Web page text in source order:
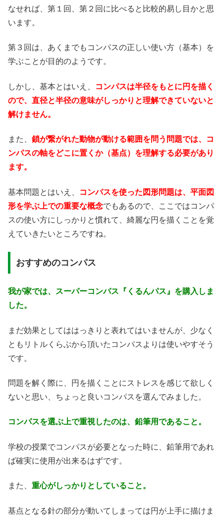
なせれば、第１回、第２回に比べると比較的易し目かと思
います。
第３回は、あくまでもコンパスの正しい使い方（基本）を
学ぶことが目的のようです。
しかし、基本とはいえ、
コンパスは半径をもとに円を描く
ので、直径と半径の意味がしっかりと理解できていないと
解けません。
また、 鎖が繋がれた動物が動ける範囲を問う問題では、コ
ンパスの軸をどこに置くか（基点）を理解する必要があり
ます。
基本問題とはいえ、
コンパスを使った図形問題は、平面図
形を学ぶ上での重要な概念でもあるので、ここではコンパ
スの使い方にしっかりと慣れて、綺麗な円を描くことを覚
えていきたいところですね。
おすすめのコンパス
我が家では、スーパーコンパス『くるんパス』を購入しま
した。
まだ効果としてははっきりと表れてはいませんが、少なく
ともリトルくらぶから頂いたコンパスよりは使いやすそう
です。
問題を解く際に、円を描くことにストレスを感じて欲しく
ないと思い、ちょっと良いコンパスを選んでみました。
コンパスを選ぶ上で重視したのは、鉛筆用であること。
学校の授業でコンパスが必要となった時に、鉛筆用であれ
ば確実に使用が出来るはずです。
また、 重心がしっかりとしていること。
基点となる針の部分が動いてしまっては円が上手に描けま